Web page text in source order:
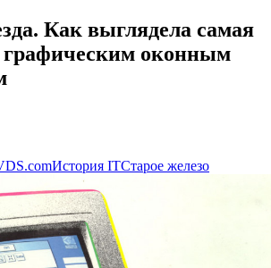
Как выглядела самая
оконным
История ITСтарое железо